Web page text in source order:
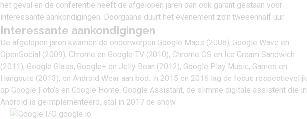
het geval en de conferentie heeft de afgelopen jaren dan ook garant gestaan voor
interessante aankondigingen. Doorgaans duurt het evenement zo’n tweeënhalf uur.
Interessante aankondigingen
De afgelopen jaren kwamen de onderwerpen Google Maps (2008), Google Wave en
OpenSocial (2009), Chrome en Google TV (2010), Chrome OS en Ice Cream Sandwich
(2011), Google Glass, Google+ en Jelly Bean (2012), Google Play Music, Games en
Hangouts (2013), en Android Wear aan bod. In 2015 en 2016 lag de focus respectievelijk
op Google Foto’s en Google Home. Google Assistant, de slimme digitale assistent die in
Android is geïmplementeerd, stal in 2017 de show.